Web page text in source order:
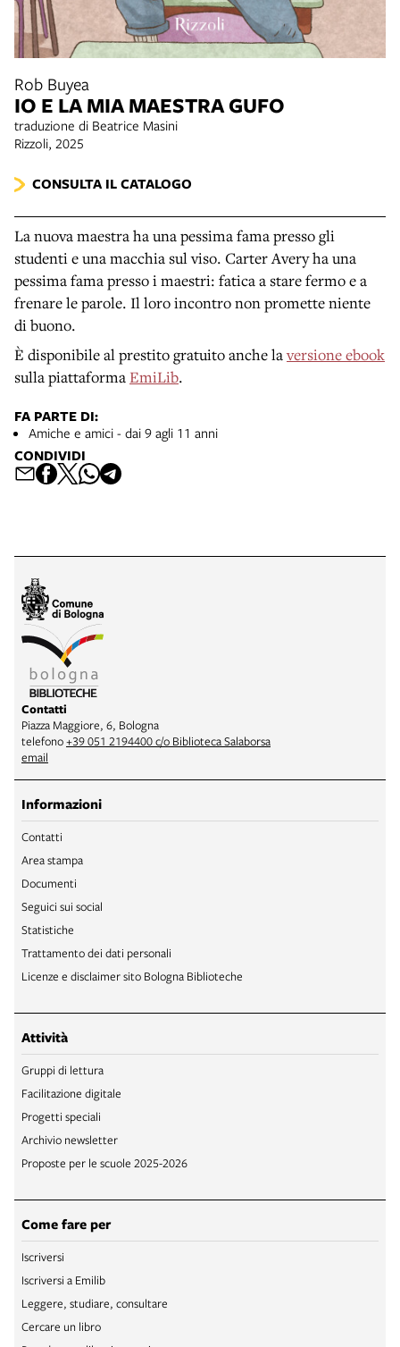
Rob Buyea
IO E LA MIA MAESTRA GUFO
traduzione di Beatrice Masini
Rizzoli, 2025
CONSULTA IL CATALOGO
La nuova maestra ha una pessima fama presso gli
studenti e una macchia sul viso. Carter Avery ha una
pessima fama presso i maestri: fatica a stare fermo e a
frenare le parole. Il loro incontro non promette niente
di buono.
È disponibile al prestito gratuito anche laversione ebook
sulla piattaformaEmiLib.
FA PARTE DI:
Amiche e amici - dai 9 agli 11 anni
CONDIVIDI
Contatti
Piazza Maggiore, 6, Bologna
telefono+39 051 2194400 c/o Biblioteca Salaborsa
email
Informazioni
Contatti
Area stampa
Documenti
Seguici sui social
Statistiche
Trattamento dei dati personali
Licenze e disclaimer sito Bologna Biblioteche
Attività
Gruppi di lettura
Facilitazione digitale
Progetti speciali
Archivio newsletter
Proposte per le scuole 2025-2026
Come fare per
Iscriversi
Iscriversi a Emilib
Leggere, studiare, consultare
Cercare un libro